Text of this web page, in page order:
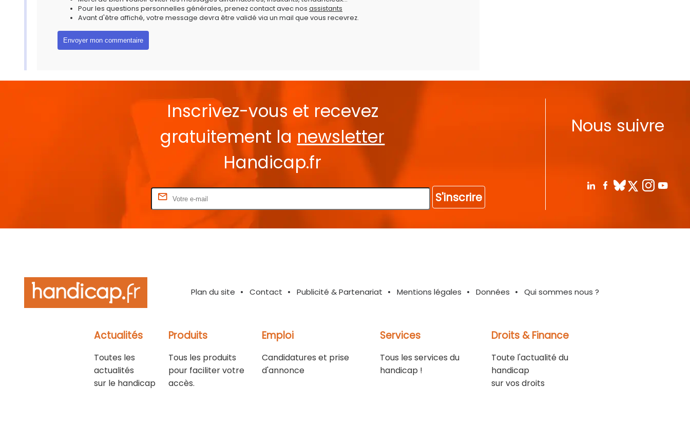
Pour les questions personnelles générales, prenez contact avec nos assistants
Avant d'être affiché, votre message devra être validé via un mail que vous recevrez.
Inscrivez-vous et recevez
gratuitement la newsletter
Handicap.fr
S'inscrire
Nous suivre
Plan du site Contact Publicité & Partenariat Mentions légales Données Qui sommes nous ?
Actualités
Toutes les
actualités
sur le handicap
Produits
Tous les produits
pour faciliter votre
accès.
Emploi
Candidatures et prise
d'annonce
Services
Tous les services du
handicap !
Droits & Finance
Toute l'actualité du
handicap
sur vos droits